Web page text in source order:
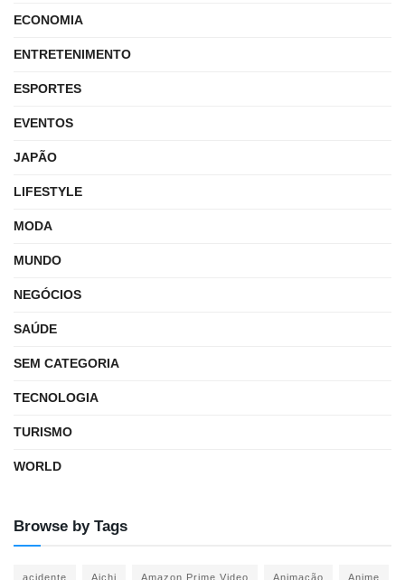
ECONOMIA
ENTRETENIMENTO
ESPORTES
EVENTOS
JAPÃO
LIFESTYLE
MODA
MUNDO
NEGÓCIOS
SAÚDE
SEM CATEGORIA
TECNOLOGIA
TURISMO
WORLD
Browse by Tags
acidente Aichi Amazon Prime Video Animação Anime